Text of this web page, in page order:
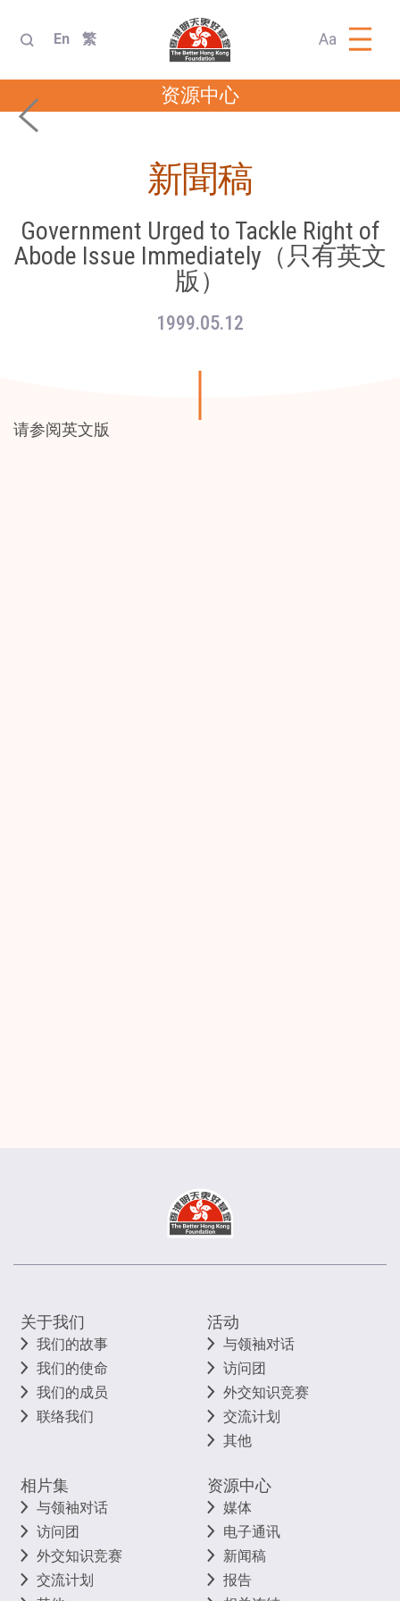
En 繁 Aa
资源中心
新聞稿
Government Urged to Tackle Right of
Abode Issue Immediately（只有英文
版）
1999.05.12
请参阅英文版
关于我们
我们的故事
我们的使命
我们的成员
联络我们
活动
与领袖对话
访问团
外交知识竞赛
交流计划
其他
相片集
与领袖对话
访问团
外交知识竞赛
交流计划
资源中心
媒体
电子通讯
新闻稿
报告